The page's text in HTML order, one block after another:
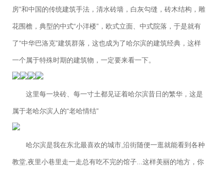
房”和中国的传统建筑手法，清水砖墙，白灰勾缝，砖木结构，雕
花围檐，典型的中式“小洋楼”，欧式立面、中式院落，于是就有
了“中华巴洛克”建筑群落，这也成为了哈尔滨的建筑经典，这样
一个属于特殊时期的建筑物，一定要来看一下。
这里每一块砖、每一寸土都见证着哈尔滨昔日的繁华，这是
属于老哈尔滨人的“老哈情结”
哈尔滨是我在东北最喜欢的城市,沿街随便一逛就能看到各种
教堂,夜里小巷里走一走总有吃不完的馆子...这样美丽的地方，你